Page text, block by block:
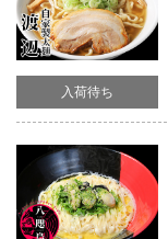
入荷待ち